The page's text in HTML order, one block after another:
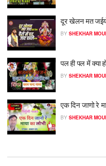
दूर खेलन मत जईयो
BY SHEKHAR
पल ही पल में क्या
BY SHEKHAR
एक दिन जाणो रे
BY SHEKHAR